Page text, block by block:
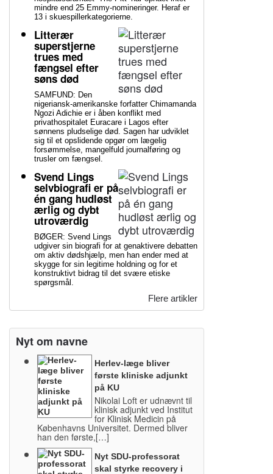
mindre end 25 Emmy-nomineringer. Heraf er
13 i skuespillerkategorierne.
Litterær
superstjerne
trues med
fængsel efter
søns død
SAMFUND: Den
nigeriansk-amerikanske forfatter Chimamanda
Ngozi Adichie er i åben konflikt med
privathospitalet Euracare i Lagos efter
sønnens pludselige død. Sagen har udviklet
sig til et opslidende opgør om lægelig
forsømmelse, mangelfuld journalføring og
trusler om fængsel.
Svend Lings
selvbiografi er på
én gang hudløst
ærlig og dybt
utroværdig
BØGER: Svend Lings
udgiver sin biografi for at genaktivere debatten
om aktiv dødshjælp, men han ender med at
skygge for sin legitime holdning og for et
konstruktivt bidrag til det svære etiske
spørgsmål.
Flere artikler
Nyt om navne
Herlev-læge bliver
første kliniske adjunkt
på KU
Nikolai Loft er udnævnt til
klinisk adjunkt ved Institut
for Klinisk Medicin på
Københavns Universitet. Dermed bliver
han den første,[…]
Nyt SDU-professorat
skal styrke recovery i